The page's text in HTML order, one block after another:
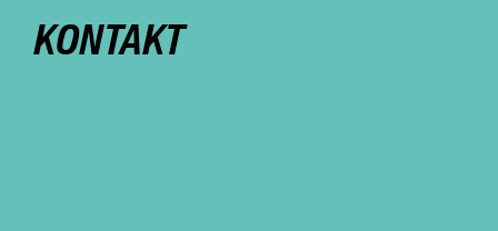
Nachhaltigkeit
KONTAKT